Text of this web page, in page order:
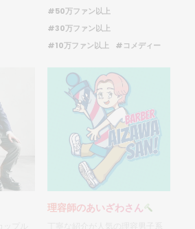
#50万ファン以上
#30万ファン以上
#10万ファン以上
#コメディー
理容師のあいざわさん